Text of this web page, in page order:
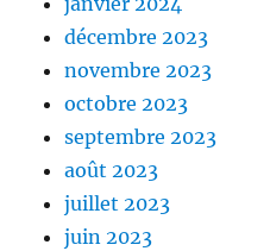
décembre 2023
novembre 2023
octobre 2023
septembre 2023
août 2023
juillet 2023
juin 2023